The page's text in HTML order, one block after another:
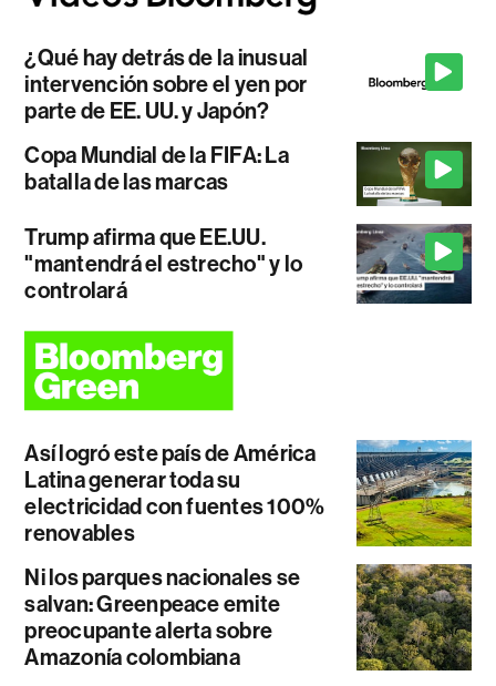
¿Qué hay detrás de la inusual
intervención sobre el yen por
parte de EE. UU. y Japón?
Copa Mundial de la FIFA: La
batalla de las marcas
Trump afirma que EE.UU.
"mantendrá el estrecho" y lo
controlará
Así logró este país de América
Latina generar toda su
electricidad con fuentes 100%
renovables
Ni los parques nacionales se
salvan: Greenpeace emite
preocupante alerta sobre
Amazonía colombiana